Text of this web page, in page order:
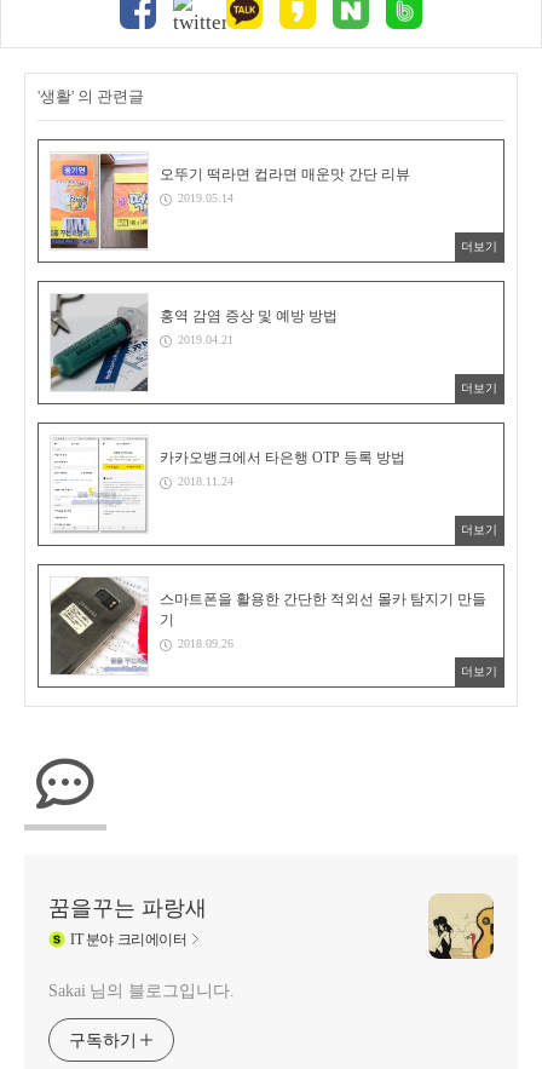
'생활' 의 관련글
오뚜기 떡라면 컵라면 매운맛 간단 리뷰
2019.05.14
더보기
홍역 감염 증상 및 예방 방법
2019.04.21
더보기
카카오뱅크에서 타은행 OTP 등록 방법
2018.11.24
더보기
스마트폰을 활용한 간단한 적외선 몰카 탐지기 만들
기
2018.09.26
더보기
꿈을꾸는 파랑새
IT분야 크리에이터
Sakai 님의 블로그입니다.
구독하기